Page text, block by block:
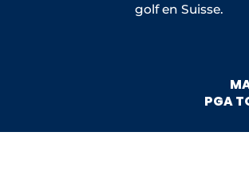
golf en Suisse.
PGA